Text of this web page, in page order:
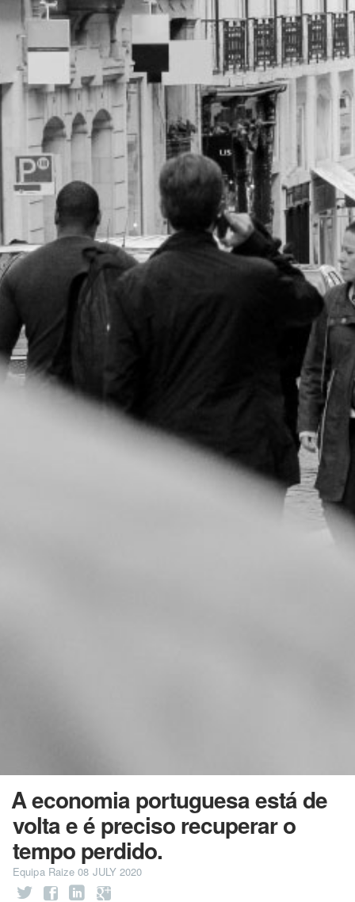
A economia portuguesa está de
volta e é preciso recuperar o
tempo perdido.
Equipa Raize 08 JULY 2020